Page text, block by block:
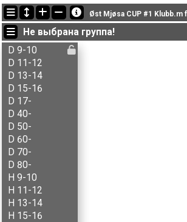
Последние обновления
22:21:41: Aksel T. Fingarsen (H 15-16) финишировал с
22:21:41: Anna-Thekla Tonjer (D 40-
22:21:41: Anne M. Stenberg (D 60-) финишировал с
Øst Mjøsa CUP #1 Klubb.m
Не выбрана группа!
D 9-10
D 11-12
D 13-14
D 15-16
D 17-
D 40-
D 50-
D 60-
D 70-
D 80-
H 9-10
H 11-12
H 13-14
H 15-16